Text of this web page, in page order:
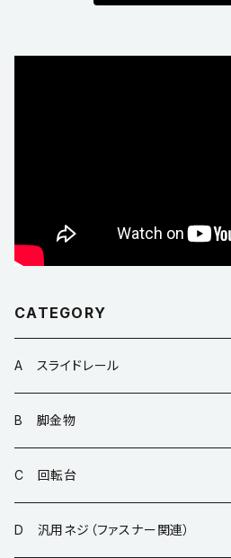
CATEGORY
A スライドレール
B 脚金物
C 回転台
D 汎用ネジ（ファスナー関連）